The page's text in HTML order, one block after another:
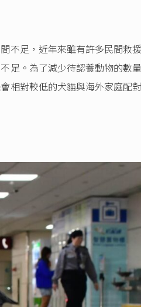
不足，近年來雖有許多民間救
足。為了減少待認養動物的數
相對較低的犬貓與海外家庭配